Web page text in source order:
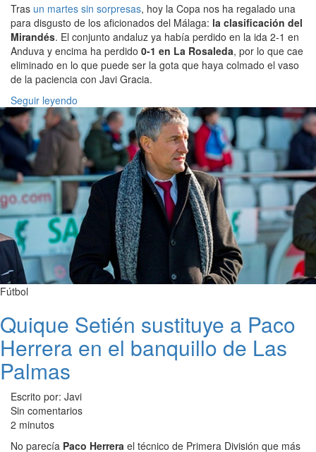
Tras un martes sin sorpresas, hoy la Copa nos ha regalado una
para disgusto de los aficionados del Málaga: la clasificación del
Mirandés. El conjunto andaluz ya había perdido en la ida 2-1 en
Anduva y encima ha perdido 0-1 en La Rosaleda, por lo que cae
eliminado en lo que puede ser la gota que haya colmado el vaso
de la paciencia con Javi Gracia.
Seguir leyendo
Fútbol
Quique Setién sustituye a Paco
Herrera en el banquillo de Las
Palmas
Escrito por: Javi
Sin comentarios
2 minutos
No parecía Paco Herrera el técnico de Primera División que más